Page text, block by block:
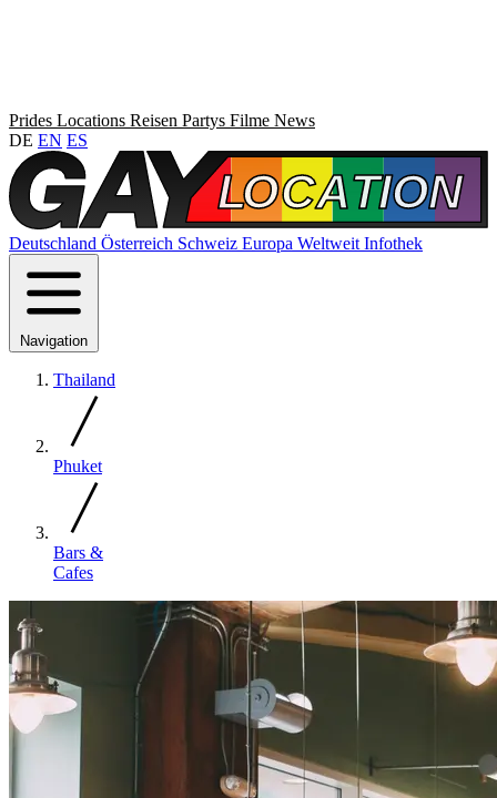
Prides Locations Reisen Partys Filme News
DE EN ES
Deutschland Österreich Schweiz Europa Weltweit Infothek
Navigation
Thailand
Phuket
Bars &
Cafes